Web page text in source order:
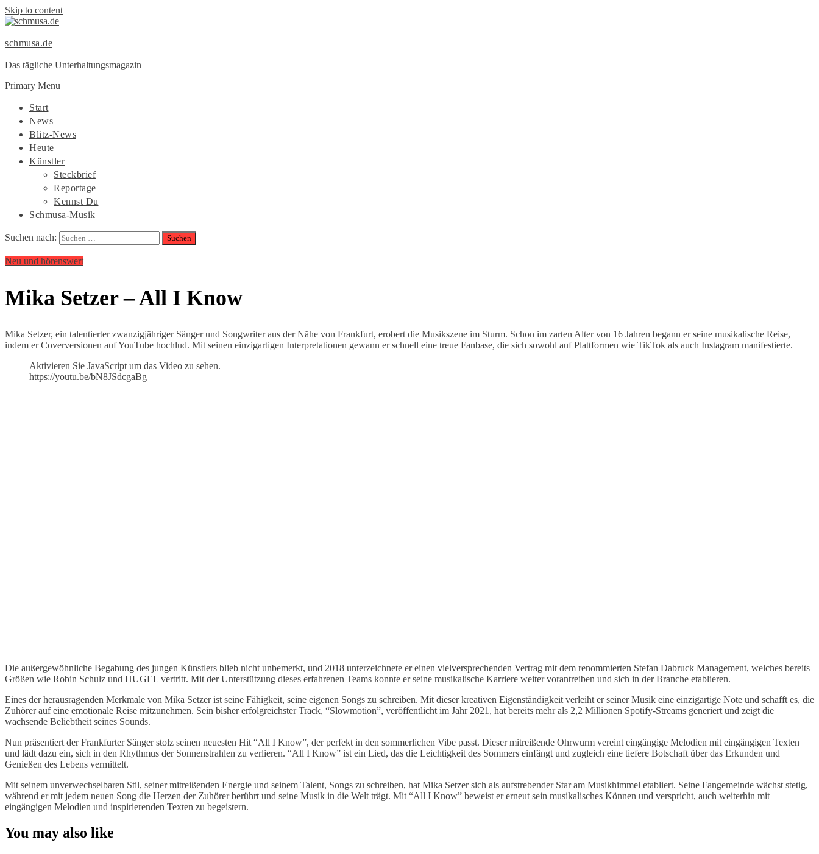
Skip to content
schmusa.de
Das tägliche Unterhaltungsmagazin
Primary Menu
Start
News
Blitz-News
Heute
Künstler
Steckbrief
Reportage
Kennst Du
Schmusa-Musik
Suchen nach:
Neu und hörenswert
Mika Setzer – All I Know
Mika Setzer, ein talentierter zwanzigjähriger Sänger und Songwriter aus der Nähe von Frankfurt, erobert die Musikszene im Sturm. Schon im zarten Alter von 16 Jahren begann er seine musikalische Reise,
indem er Coverversionen auf YouTube hochlud. Mit seinen einzigartigen Interpretationen gewann er schnell eine treue Fanbase, die sich sowohl auf Plattformen wie TikTok als auch Instagram manifestierte.
Aktivieren Sie JavaScript um das Video zu sehen.
https://youtu.be/bN8JSdcgaBg
Die außergewöhnliche Begabung des jungen Künstlers blieb nicht unbemerkt, und 2018 unterzeichnete er einen vielversprechenden Vertrag mit dem renommierten Stefan Dabruck Management, welches bereits
Größen wie Robin Schulz und HUGEL vertritt. Mit der Unterstützung dieses erfahrenen Teams konnte er seine musikalische Karriere weiter vorantreiben und sich in der Branche etablieren.
Eines der herausragenden Merkmale von Mika Setzer ist seine Fähigkeit, seine eigenen Songs zu schreiben. Mit dieser kreativen Eigenständigkeit verleiht er seiner Musik eine einzigartige Note und schafft es, die
Zuhörer auf eine emotionale Reise mitzunehmen. Sein bisher erfolgreichster Track, “Slowmotion”, veröffentlicht im Jahr 2021, hat bereits mehr als 2,2 Millionen Spotify-Streams generiert und zeigt die
wachsende Beliebtheit seines Sounds.
Nun präsentiert der Frankfurter Sänger stolz seinen neuesten Hit “All I Know”, der perfekt in den sommerlichen Vibe passt. Dieser mitreißende Ohrwurm vereint eingängige Melodien mit eingängigen Texten
und lädt dazu ein, sich in den Rhythmus der Sonnenstrahlen zu verlieren. “All I Know” ist ein Lied, das die Leichtigkeit des Sommers einfängt und zugleich eine tiefere Botschaft über das Erkunden und
Genießen des Lebens vermittelt.
Mit seinem unverwechselbaren Stil, seiner mitreißenden Energie und seinem Talent, Songs zu schreiben, hat Mika Setzer sich als aufstrebender Star am Musikhimmel etabliert. Seine Fangemeinde wächst stetig,
während er mit jedem neuen Song die Herzen der Zuhörer berührt und seine Musik in die Welt trägt. Mit “All I Know” beweist er erneut sein musikalisches Können und verspricht, auch weiterhin mit
eingängigen Melodien und inspirierenden Texten zu begeistern.
You may also like